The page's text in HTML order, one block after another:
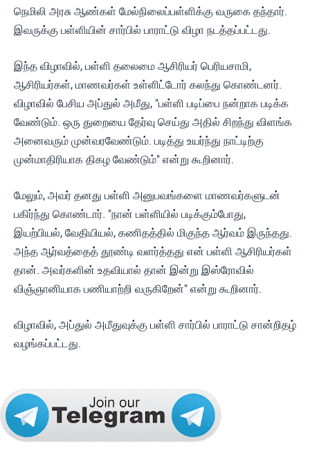
நெமிலி அரசு ஆண்கள் மேல்நிலைப்பள்ளிக்கு வருகை தந்தார்.
இவருக்கு பள்ளியின் சார்பில் பாராட்டு விழா நடத்தப்பட்டது.
இந்த விழாவில், பள்ளி தலைமை ஆசிரியர் பெரியசாமி,
ஆசிரியர்கள், மாணவர்கள் உள்ளிட்டோர் கலந்து கொண்டனர்.
விழாவில் பேசிய அப்துல் அமீது, "பள்ளி படிப்பை நன்றாக படிக்க
வேண்டும். ஒரு துறையை தேர்வு செய்து அதில் சிறந்து விளங்க
அனைவரும் முன்வரவேண்டும். படித்து உயர்ந்து நாட்டிற்கு
முன்மாதிரியாக திகழ வேண்டும்" என்று கூறினார்.
மேலும், அவர் தனது பள்ளி அனுபவங்களை மாணவர்களுடன்
பகிர்ந்து கொண்டார். "நான் பள்ளியில் படிக்கும்போது,
இயற்பியல், வேதியியல், கணிதத்தில் மிகுந்த ஆர்வம் இருந்தது.
அந்த ஆர்வத்தைத் தூண்டி வளர்த்தது என் பள்ளி ஆசிரியர்கள்
தான். அவர்களின் உதவியால் தான் இன்று இஸ்ரோவில்
விஞ்ஞானியாக பணியாற்றி வருகிறேன்" என்று கூறினார்.
விழாவில், அப்துல் அமீதுவுக்கு பள்ளி சார்பில் பாராட்டு சான்றிதழ்
வழங்கப்பட்டது.